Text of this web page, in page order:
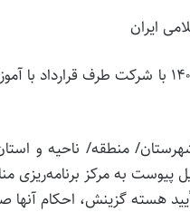
ایران
و) افراد مورد نظر می‌بایست در زمان تصویب قانون بودجه
منطقه/ ناحیه و
تربیتی، حداکثر تا تاریخ ۳۰/۷/۱۴۰۰ مطابق فایل
هسته گزینش، احکام